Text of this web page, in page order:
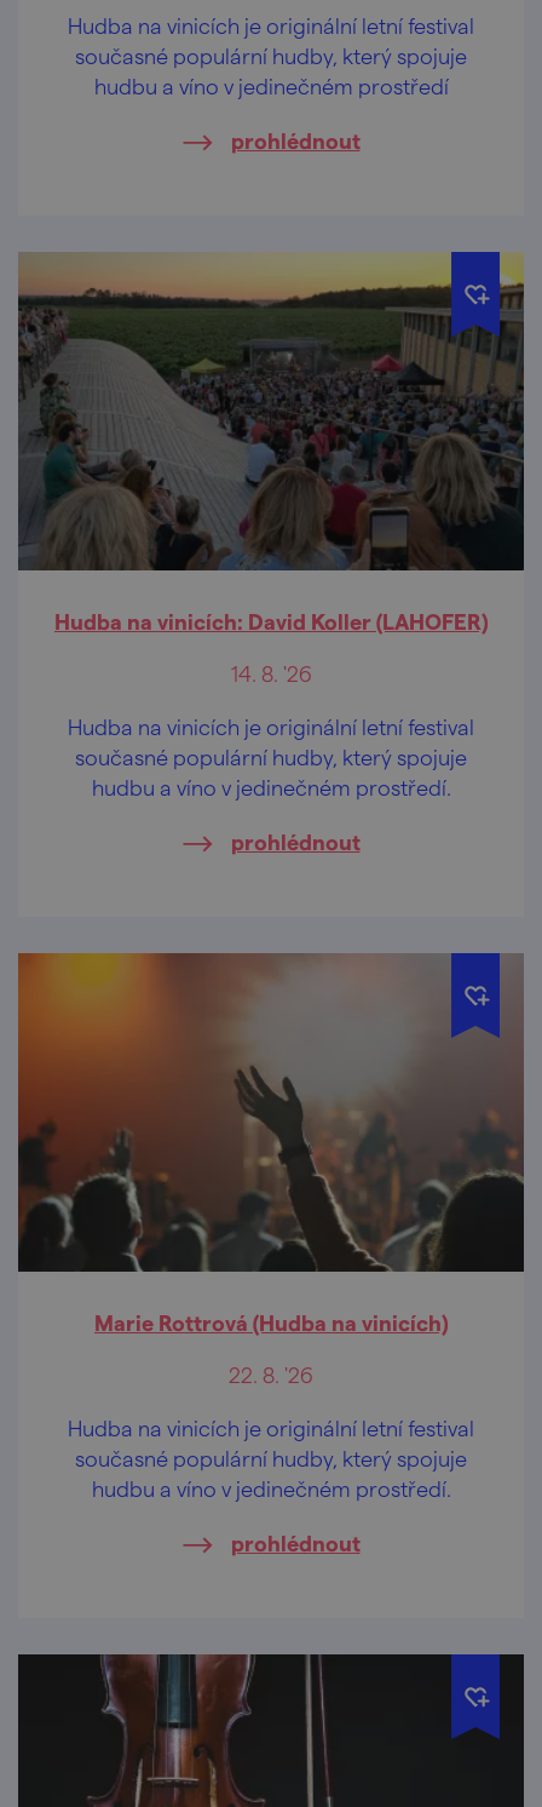
Hudba na vinicích je originální letní festival
současné populární hudby, který spojuje
hudbu a víno v jedinečném prostředí
prohlédnout
Hudba na vinicích: David Koller (LAHOFER)
14. 8. '26
Hudba na vinicích je originální letní festival
současné populární hudby, který spojuje
hudbu a víno v jedinečném prostředí.
prohlédnout
Marie Rottrová (Hudba na vinicích)
22. 8. '26
Hudba na vinicích je originální letní festival
současné populární hudby, který spojuje
hudbu a víno v jedinečném prostředí.
prohlédnout